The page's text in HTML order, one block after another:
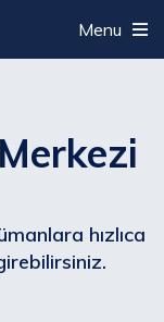
Menu
hızlıca